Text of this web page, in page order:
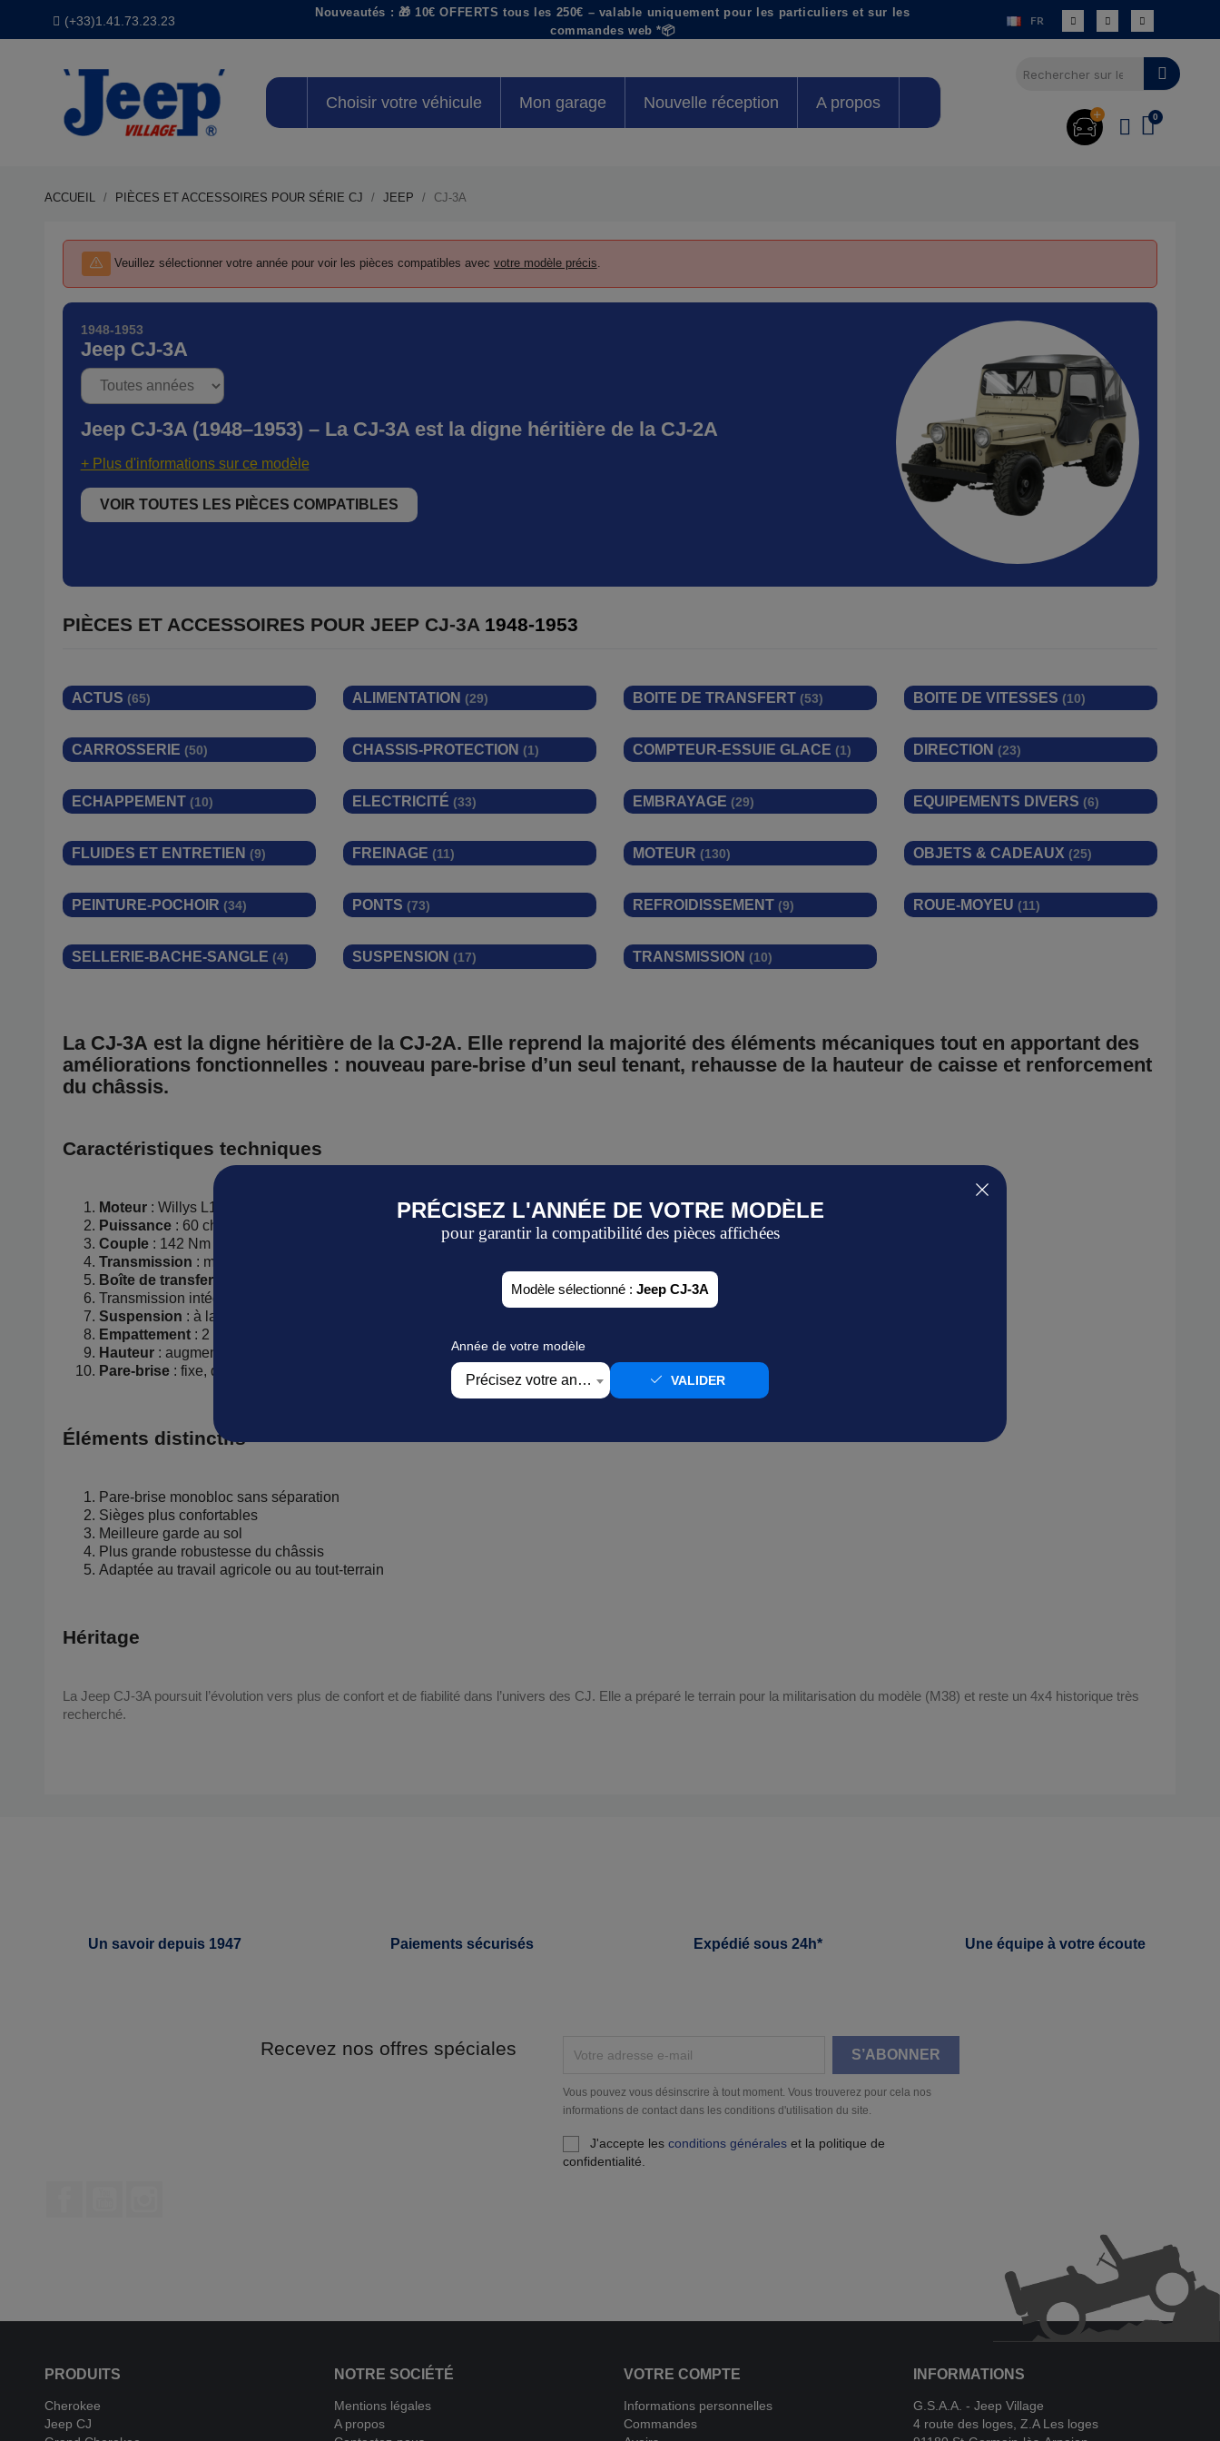
(+33)1.41.73.23.23
Nouveautés : 🎁 10€ OFFERTS tous les 250€ – valable uniquement pour les particuliers et sur les
commandes web *📦
FR
Choisir votre véhicule Mon garage Nouvelle réception A propos
ACCUEIL PIÈCES ET ACCESSOIRES POUR SÉRIE CJ JEEP CJ-3A
Précisez votre année
Veuillez sélectionner votre année pour voir les pièces compatibles avec votre modèle précis
1948-1953
Jeep CJ-3A
Jeep CJ-3A (1948–1953) – La CJ-3A est la digne héritière de la CJ-2A
+ Plus d'informations sur ce modèle
VOIR TOUTES LES PIÈCES COMPATIBLES
PIÈCES ET ACCESSOIRES POUR JEEP CJ-3A 1948-1953
ACTUS (65) ALIMENTATION (29) BOITE DE TRANSFERT (53) BOITE DE VITESSES (10)
CARROSSERIE (50) CHASSIS-PROTECTION (1) COMPTEUR-ESSUIE GLACE (1) DIRECTION (23)
ECHAPPEMENT (10) ELECTRICITÉ (33) EMBRAYAGE (29) EQUIPEMENTS DIVERS (6)
FLUIDES ET ENTRETIEN (9) FREINAGE (11) MOTEUR (130) OBJETS & CADEAUX (25)
PEINTURE-POCHOIR (34) PONTS (73) REFROIDISSEMENT (9) ROUE-MOYEU (11)
SELLERIE-BACHE-SANGLE (4) SUSPENSION (17) TRANSMISSION (10)
La CJ-3A est la digne héritière de la CJ-2A. Elle reprend la majorité des éléments mécaniques tout en apportant des
améliorations fonctionnelles : nouveau pare-brise d’un seul tenant, rehausse de la hauteur de caisse et renforcement
du châssis.
Caractéristiques techniques
Moteur : Willys L134 “Go Devil” – 4 cylindres, 2.2 L
Puissance : 60 ch
Couple : 142 Nm
Transmission : manuelle 3 vitesses T-90
Boîte de transfert
Transmission intégrale enclenchable
Suspension : à lames semi-elliptiques
Empattement : 2 032 mm
Hauteur : augmentée par rapport à la CJ-2A
Pare-brise: fixe, d’un seul tenant avec ventilateur intégré
Éléments distinctifs
Pare-brise monobloc sans séparation
Sièges plus confortables
Meilleure garde au sol
Plus grande robustesse du châssis
Adaptée au travail agricole ou au tout-terrain
Héritage
La Jeep CJ-3A poursuit l’évolution vers plus de confort et de fiabilité dans l’univers des CJ. Elle a préparé le terrain pour la militarisation du modèle (M38) et reste un 4x4 historique très
recherché.
Un savoir depuis 1947 Paiements sécurisés Expédié sous 24h* Une équipe à votre écoute
Recevez nos offres spéciales
Vous pouvez vous désinscrire à tout moment. Vous trouverez pour cela nos
informations de contact dans les conditions d'utilisation du site.
J'accepte lesconditions générales et la politique de
confidentialité.
PRODUITS
Cherokee
Jeep CJ
NOTRE SOCIÉTÉ
Mentions légales
A propos
VOTRE COMPTE
Informations personnelles
Commandes
INFORMATIONS
G.S.A.A. - Jeep Village
4 route des loges, Z.A Les loges
Ajoutez votre véhiculePRÉCISEZ L'ANNÉE DE VOTRE MODÈLE
pour garantir la compatibilité des pièces affichées
Modèle sélectionné : Jeep CJ-3A
Année de votre modèle
Précisez votre année VALIDER